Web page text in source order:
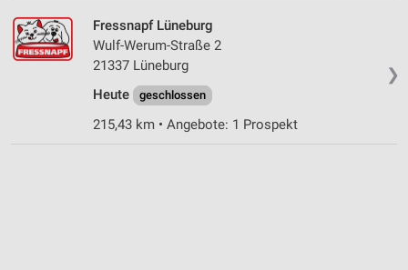
❯
Fressnapf Lüneburg
Wulf-Werum-Straße 2
21337 Lüneburg
Heute
geschlossen
215,43 km • Angebote: 1 Prospekt